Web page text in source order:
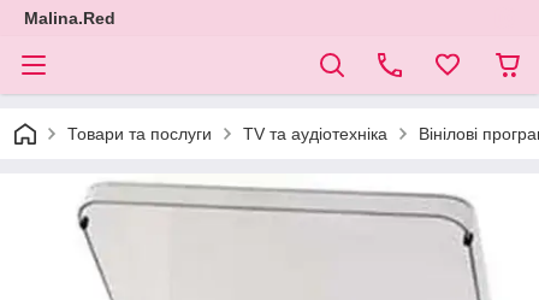
Malina.Red
Товари та послуги TV та аудіотехніка Вінілові